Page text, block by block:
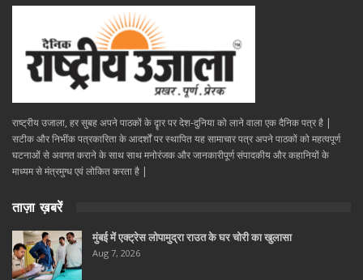
राष्ट्रीय उजाला, हर सुबह अपने पाठकों के दॄार पर देश-दुनिया को लाने वाला एक दैनिक पत्र है |
सटीक और निभींक पत्रकारिता के आदर्शों पर स्थापित यह सामाचार पत्र अपने पाठकों को महत्वपूर्ण
घटनाओं से अवगत कराने के साथ साथ मनोरंजक और जानकारीपूर्ण संपादकीय और कहानियों के
माध्यम से मंत्रमुग्ध एवं लोकित करता है |
ताज़ा ख़बरें
मुंबई में एक्ट्रेस लोपामुद्रा राउत के घर चोरी का खुलासा
Aug 7, 2026